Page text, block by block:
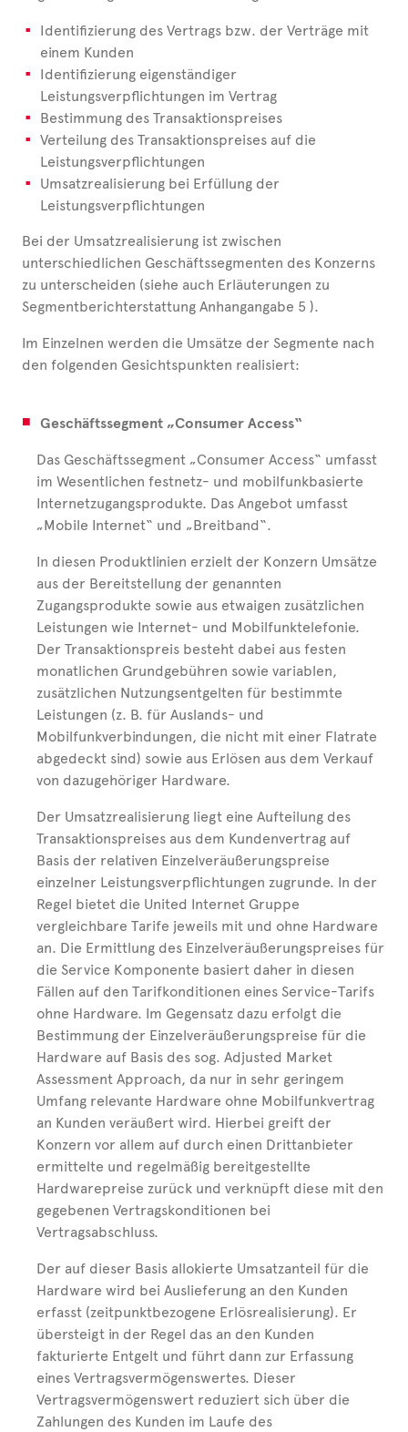
Identifizierung des Vertrags bzw. der Verträge mit
einem Kunden
Identifizierung eigenständiger
Leistungsverpflichtungen im Vertrag
Bestimmung des Transaktionspreises
Verteilung des Transaktionspreises auf die
Leistungsverpflichtungen
Umsatzrealisierung bei Erfüllung der
Leistungsverpflichtungen
Bei der Umsatzrealisierung ist zwischen
unterschiedlichen Geschäftssegmenten des Konzerns
zu unterscheiden (siehe auch Erläuterungen zu
Segmentberichterstattung Anhangangabe 5 ).
Im Einzelnen werden die Umsätze der Segmente nach
den folgenden Gesichtspunkten realisiert:
Geschäftssegment „Consumer Access“
Das Geschäftssegment „Consumer Access“ umfasst
im Wesentlichen festnetz- und mobilfunkbasierte
Internetzugangsprodukte. Das Angebot umfasst
„Mobile Internet“ und „Breitband“.
In diesen Produktlinien erzielt der Konzern Umsätze
aus der Bereitstellung der genannten
Zugangsprodukte sowie aus etwaigen zusätzlichen
Leistungen wie Internet- und Mobilfunktelefonie.
Der Transaktionspreis besteht dabei aus festen
monatlichen Grundgebühren sowie variablen,
zusätzlichen Nutzungsentgelten für bestimmte
Leistungen (z. B. für Auslands- und
Mobilfunkverbindungen, die nicht mit einer Flatrate
abgedeckt sind) sowie aus Erlösen aus dem Verkauf
von dazugehöriger Hardware.
Der Umsatzrealisierung liegt eine Aufteilung des
Transaktionspreises aus dem Kundenvertrag auf
Basis der relativen Einzelveräußerungspreise
einzelner Leistungsverpflichtungen zugrunde. In der
Regel bietet die United Internet Gruppe
vergleichbare Tarife jeweils mit und ohne Hardware
an. Die Ermittlung des Einzelveräußerungspreises für
die Service Komponente basiert daher in diesen
Fällen auf den Tarifkonditionen eines Service-Tarifs
ohne Hardware. Im Gegensatz dazu erfolgt die
Bestimmung der Einzelveräußerungspreise für die
Hardware auf Basis des sog. Adjusted Market
Assessment Approach, da nur in sehr geringem
Umfang relevante Hardware ohne Mobilfunkvertrag
an Kunden veräußert wird. Hierbei greift der
Konzern vor allem auf durch einen Drittanbieter
ermittelte und regelmäßig bereitgestellte
Hardwarepreise zurück und verknüpft diese mit den
gegebenen Vertragskonditionen bei
Vertragsabschluss.
Der auf dieser Basis allokierte Umsatzanteil für die
Hardware wird bei Auslieferung an den Kunden
erfasst (zeitpunktbezogene Erlösrealisierung). Er
übersteigt in der Regel das an den Kunden
fakturierte Entgelt und führt dann zur Erfassung
eines Vertragsvermögenswertes. Dieser
Vertragsvermögenswert reduziert sich über die
Zahlungen des Kunden im Laufe des